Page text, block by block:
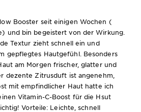
Booster seit einigen Wochen (
und bin begeistert von der Wirkung.
Textur zieht schnell ein und
gepflegtes Hautgefühl. Besonders
am Morgen frischer, glatter und
dezente Zitrusduft ist angenehm,
mit empfindlicher Haut hatte ich
Vitamin-C-Boost für die Hsut
Vorteile: Leichte, schnell